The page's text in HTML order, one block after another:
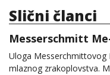
Slični članci
Messerschmitt
Uloga Messerchmittovog
mlaznog zrakoplovstva.